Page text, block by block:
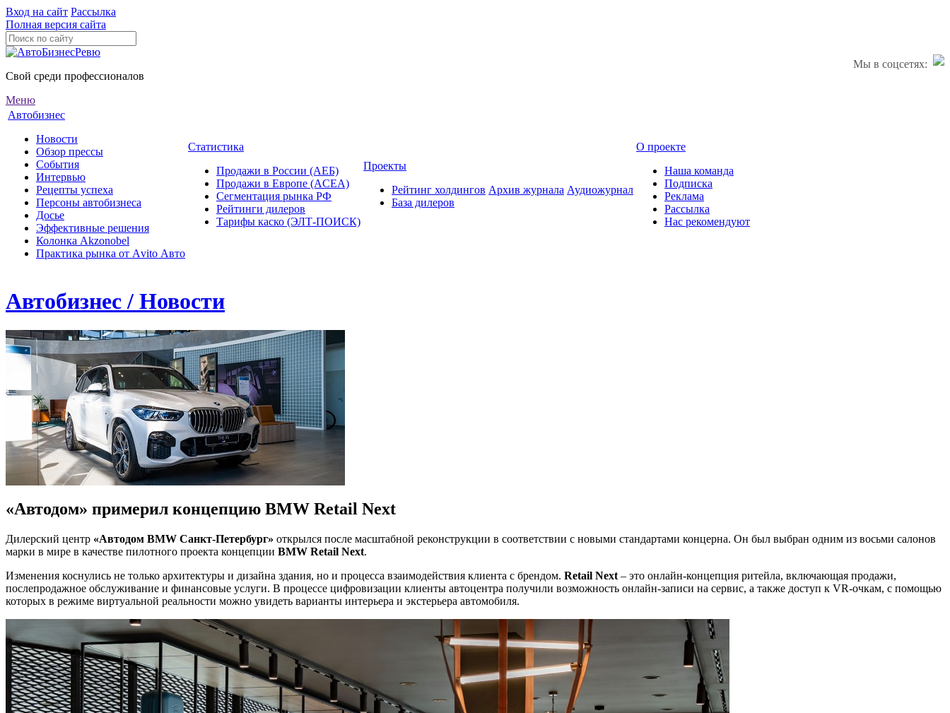
Вход на сайт Рассылка
Полная версия сайта
Мы в соцсетях:
Свой среди профессионалов
Меню
Автобизнес
Новости
Обзор прессы
События
Интервью
Рецепты успеха
Персоны автобизнеса
Досье
Эффективные решения
Колонка Akzonobel
Практика рынка от Аvito Авто
Статистика
Продажи в России (АЕБ)
Продажи в Европе (ACEA)
Сегментация рынка РФ
Рейтинги дилеров
Тарифы каско (ЭЛТ-ПОИСК)
Проекты
Рейтинг холдингов
База дилеров
Архив журнала Аудиожурнал
О проекте
Наша команда
Подписка
Реклама
Рассылка
Нас рекомендуют
Автобизнес / Новости
«Автодом» примерил концепцию BMW Retail Next
Дилерский центр «Автодом BMW Санкт-Петербург» открылся после масштабной реконструкции в соответствии с новыми стандартами концерна. Он был выбран одним из восьми салонов
марки в мире в качестве пилотного проекта концепции BMW Retail Next.
Изменения коснулись не только архитектуры и дизайна здания, но и процесса взаимодействия клиента с брендом. Retail Next – это онлайн-концепция ритейла, включающая продажи,
послепродажное обслуживание и финансовые услуги. В процессе цифровизации клиенты автоцентра получили возможность онлайн-записи на сервис, а также доступ к VR-очкам, с помощью
которых в режиме виртуальной реальности можно увидеть варианты интерьера и экстерьера автомобиля.